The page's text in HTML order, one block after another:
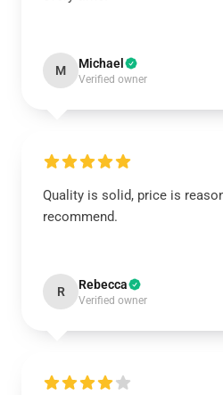
M Michael
Verified owner
Quality is solid, price is
recommend.
R Rebecca
Verified owner